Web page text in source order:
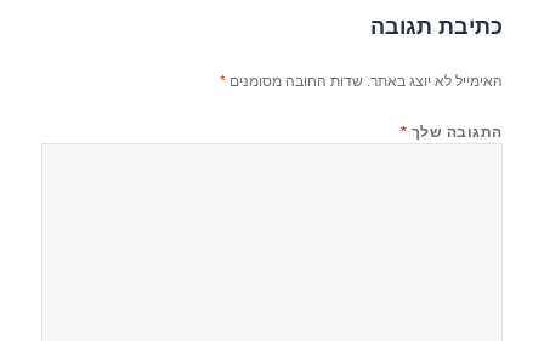
k
כתיבת תגובה
האימייל לא יוצג באתר. שדות החובה מסומנים*
התגובה שלך *